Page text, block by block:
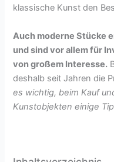
klassische Kunst den
Auch moderne Stücke
und sind vor allem für
von großem Interesse.
deshalb seit Jahren die
es wichtig, beim Kauf
Kunstobjekten einige